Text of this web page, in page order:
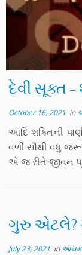
દેવી સૂક્ત –
October 16, 2021 in
આદિ શક્તિની
વળી સૌથી વધુ
એ જ રીતે જીવન
ગુરુ એટલે?
July 23, 2021 in